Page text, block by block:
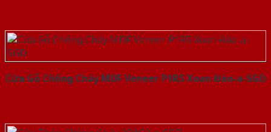
Cửa Gỗ Chống Cháy MDF Veneer P1R5 Xoan Đào-a-SGD